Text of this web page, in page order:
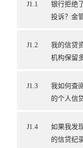
J1.1
银行拒绝
投诉？金
J1.2
我的信贷
机构保留
J1.3
我如何查
的个人信
J1.4
如果我发
的信贷纪